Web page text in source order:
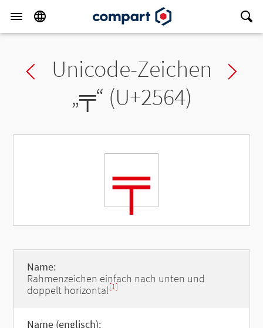
Previous char
Unicode-Zeichen
„╤“ (U+2564)
╤
Name:
Rahmenzeichen einfach nach unten und
doppelt horizontal[1]
Name (englisch):